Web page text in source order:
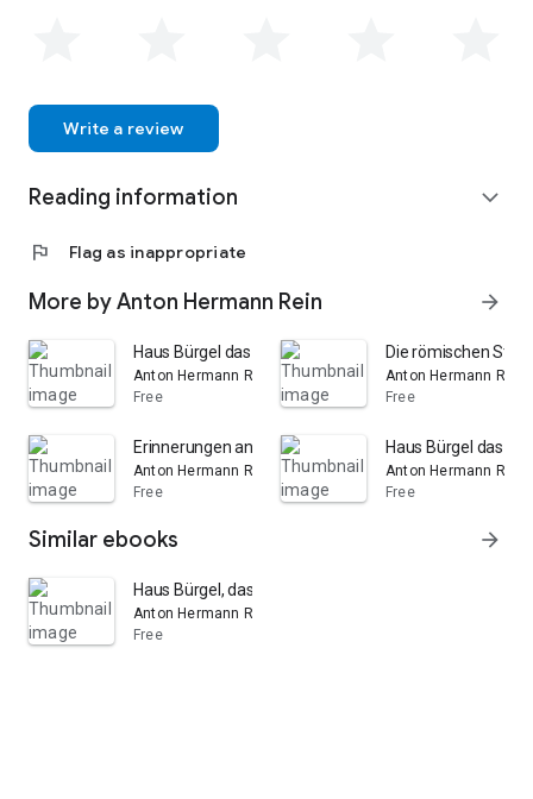
Write a review
Reading information expand_more
flag Flag as inappropriate
More by Anton Hermann Rein arrow_forward
Haus Bürgel das Römische Burungum nach Lage,
Anton Hermann Rein
Free
Die römischen
Anton Hermann Rein
Free
Erinnerungen an Aug. Herm. Miemeyer ...
Anton Hermann Rein
Free
Haus Bürgel das
Anton Hermann REIN
Free
Similar ebooks arrow_forward
Haus Bürgel, das Römische Burungum nach Lage,
Anton Hermann Rein
Free